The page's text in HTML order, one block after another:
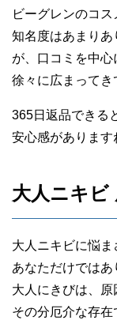
ビーグレンのコス
知名度はあまりあ
が、口コミを中心
徐々に広まってき
365日返品できる
安心感があります
大人ニキビ
大人ニキビに悩ま
あなただけではあ
大人にきびは、
その分厄介な存在